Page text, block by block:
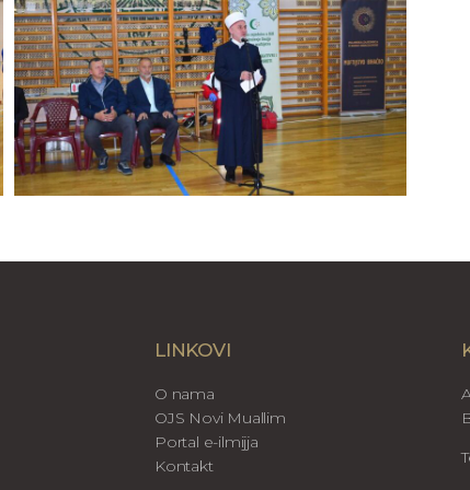
LINKOVI
O nama
OJS Novi Muallim
Portal e-ilmijja
Kontakt